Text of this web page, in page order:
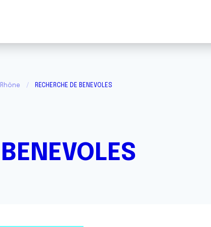
RECHERCHE DE BENEVOLES